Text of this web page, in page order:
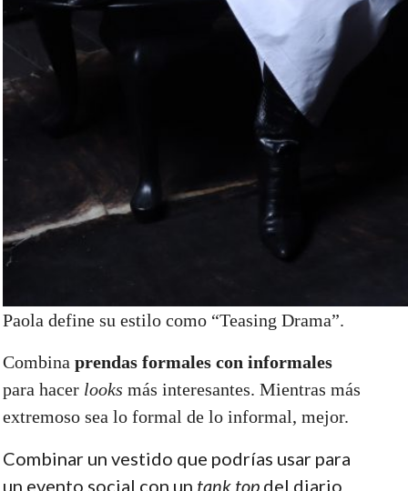
Paola define su estilo como “Teasing Drama”.
Combina prendas formales con informales
para hacer looks más interesantes. Mientras más
extremoso sea lo formal de lo informal, mejor.
Combinar un vestido que podrías usar para
un evento social con un tank topdel diario